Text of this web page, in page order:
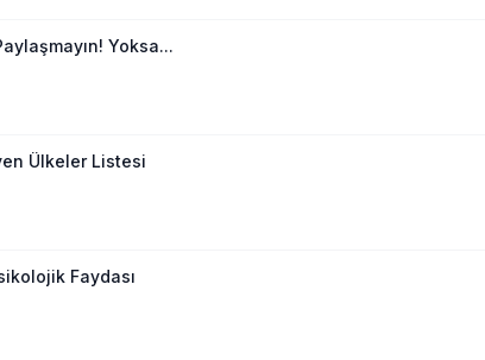
Yoksa...
Ülkeler Listesi
Faydası